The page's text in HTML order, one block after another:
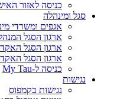
כניסה לאזור
סגל ומינהלה
אגפים ומשרדי
ארגון הסגל
ארגון הסגל
ארגון הסגל
כניסה ל-My Tau
נגישות
נגישות בקמפוס